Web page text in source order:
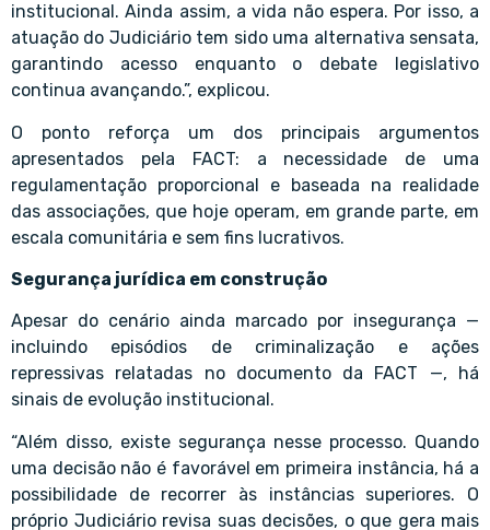
institucional. Ainda assim, a vida não espera. Por isso, a
atuação do Judiciário tem sido uma alternativa sensata,
garantindo acesso enquanto o debate legislativo
continua avançando.”, explicou.
O ponto reforça um dos principais argumentos
apresentados pela FACT: a necessidade de uma
regulamentação proporcional e baseada na realidade
das associações, que hoje operam, em grande parte, em
escala comunitária e sem fins lucrativos.
Segurança jurídica em construção
Apesar do cenário ainda marcado por insegurança —
incluindo episódios de criminalização e ações
repressivas relatadas no documento da FACT —, há
sinais de evolução institucional.
“Além disso, existe segurança nesse processo. Quando
uma decisão não é favorável em primeira instância, há a
possibilidade de recorrer às instâncias superiores. O
próprio Judiciário revisa suas decisões, o que gera mais